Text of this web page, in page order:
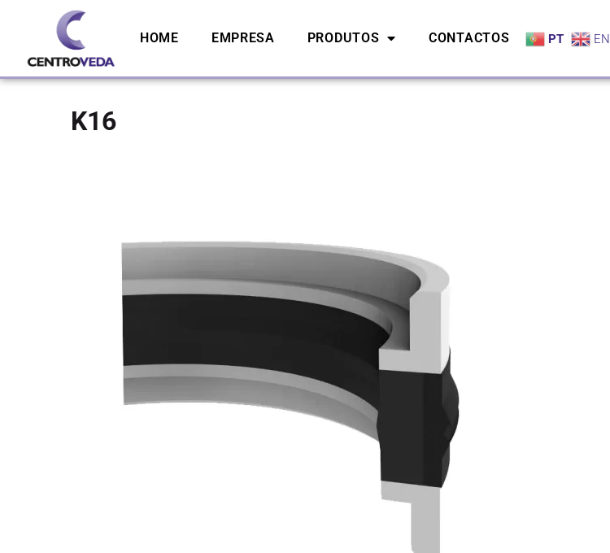
HOME EMPRESA PRODUTOS CONTACTOS PT EN
K16